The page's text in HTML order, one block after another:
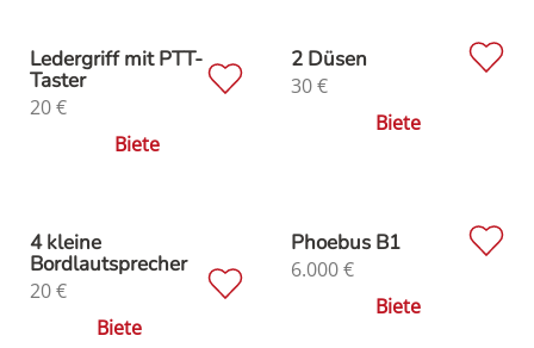
Ledergriff mit PTT-
Taster
20€
Biete
2 Düsen
30€
Biete
4 kleine
Bordlautsprecher
20€
Biete
Phoebus B1
6.000€
Biete